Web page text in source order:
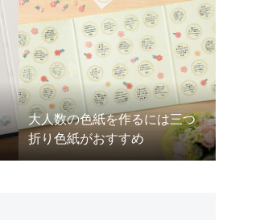
大人数の色紙を作るには三つ
折り色紙がおすすめ